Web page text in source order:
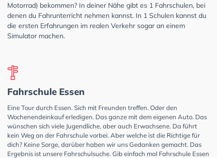
Motorrad) bekommen? In deiner Nähe gibt es 1 Fahrschulen, bei
denen du Fahrunterricht nehmen kannst. In 1 Schulen kannst du
die ersten Erfahrungen im realen Verkehr sogar an einem
Simulator machen.
Fahrschule Essen
Eine Tour durch Essen. Sich mit Freunden treffen. Oder den
Wochenendeinkauf erledigen. Das ganze mit dem eigenen Auto. Das
wünschen sich viele Jugendliche, aber auch Erwachsene. Da führt
kein Weg an der Fahrschule vorbei. Aber welche ist die Richtige für
dich? Keine Sorge, darüber haben wir uns Gedanken gemacht. Das
Ergebnis ist unsere Fahrschulsuche. Gib einfach mal Fahrschule Essen